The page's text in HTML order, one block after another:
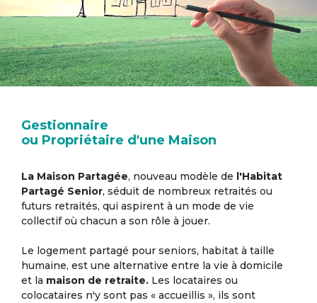
Gestionnaire
ou Propriétaire d'une Maison
La Maison Partagée, nouveau modèle de l'Habitat
Partagé Senior, séduit de nombreux retraités ou
futurs retraités, qui aspirent à un mode de vie
collectif où chacun a son rôle à jouer.
Le logement partagé pour seniors, habitat à taille
humaine, est une alternative entre la vie à domicile
et la maison de retraite. Les locataires ou
colocataires n'y sont pas « accueillis », ils sont